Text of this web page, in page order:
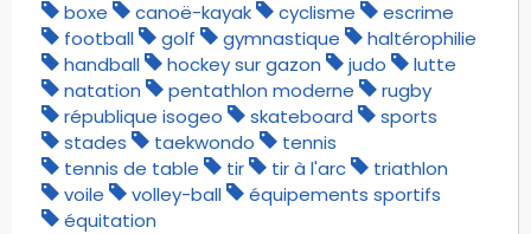
boxe
canoë-kayak cyclisme
escrime
football
golf gymnastique
haltérophilie
handball
hockey sur gazon judo
lutte
natation
pentathlon moderne
rugby
république isogeo
skateboard
sports
stades
taekwondo
tennis
tennis de table
tir tir à l'arc
triathlon
voile
volley-ball
équipements sportifs
équitation